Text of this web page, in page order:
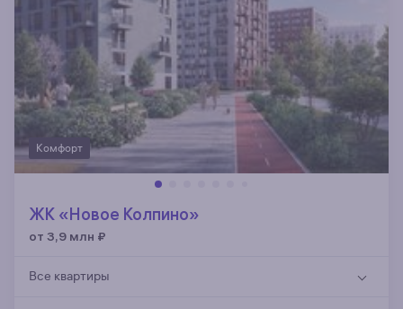
Комфорт
ЖК «Новое Колпино»
от 3,9 млн ₽
Все квартиры